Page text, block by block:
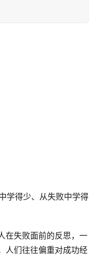
学得少、从失败中学得
在失败面前的反思，一
人们往往偏重对成功经